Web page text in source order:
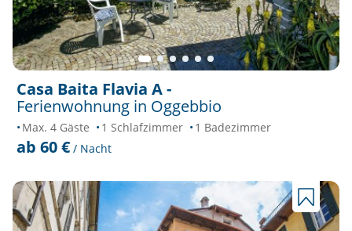
Casa Baita Flavia A -
Ferienwohnung in Oggebbio
Max. 4 Gäste 1 Schlafzimmer 1 Badezimmer
ab 60 € / Nacht